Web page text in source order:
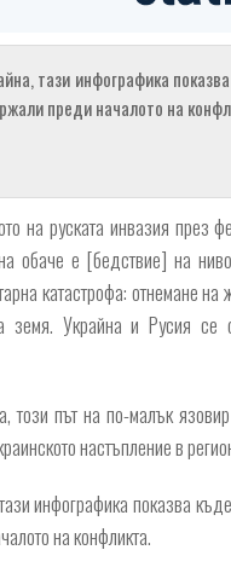
тази инфографика
преди началото на
на руската инвазия през
обаче е [бедствие] на
катастрофа: отнемане на
земя. Украйна и Русия се
този път на по-малък
настъпление в
инфографика показва
на конфликта.